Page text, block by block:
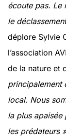
écoute pas. Le
le
déplore Sylvie
l’association
de la nature et
principalement
local. Nous
la plus apaisée
les prédateurs »